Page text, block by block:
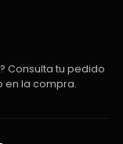
Consulta tu pedido
en la compra.